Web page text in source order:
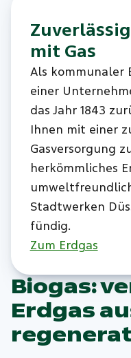
mit Gas
Als kommunaler
einer
das Jahr 1843
Ihnen mit einer
Gasversorgung
herkömmliches
Stadtwerken
fündig.
Zum Erdgas
Biogas:
Erdgas